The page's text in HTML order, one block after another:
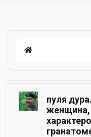
пуля
женщина,